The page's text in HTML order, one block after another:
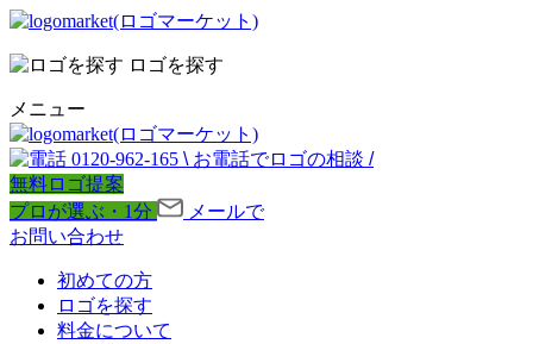
ロゴを探す
メニュー
0120-962-165 \ お電話でロゴの相談 /
無料ロゴ提案
プロが選ぶ・1分
メールで
お問い合わせ
初めての方
ロゴを探す
料金について